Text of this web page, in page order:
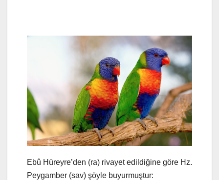
Ebû Hüreyre’den (ra) rivayet edildiğine göre Hz.
Peygamber (sav) şöyle buyurmuştur: